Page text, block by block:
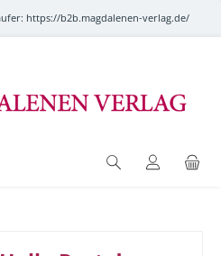
https://b2b.magdalenen-verlag.de/